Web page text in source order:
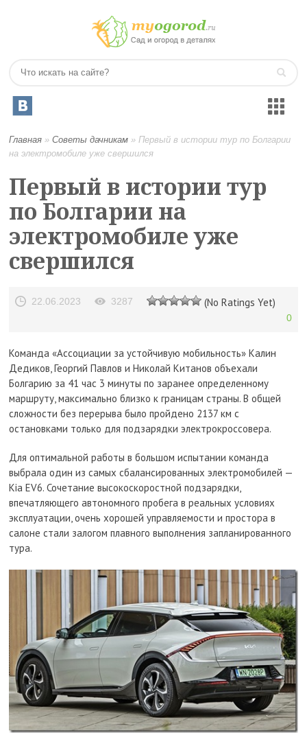
Главная »Советы дачникам »Первый в истории тур по Болгарии
на электромобиле уже свершился
Первый в истории тур
по Болгарии на
электромобиле уже
свершился
22.06.2023 3287 (No Ratings Yet)
0
Команда «Ассоциации за устойчивую мобильность» Калин
Дедиков, Георгий Павлов и Николай Китанов объехали
Болгарию за 41 час 3 минуты по заранее определенному
маршруту, максимально близко к границам страны. В общей
сложности без перерыва было пройдено 2137 км с
остановками только для подзарядки электрокроссовера.
Для оптимальной работы в большом испытании команда
выбрала один из самых сбалансированных электромобилей —
Kia EV6. Сочетание высокоскоростной подзарядки,
впечатляющего автономного пробега в реальных условиях
эксплуатации, очень хорошей управляемости и простора в
салоне стали залогом плавного выполнения запланированного
тура.